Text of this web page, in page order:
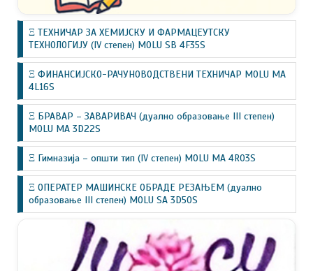
Ξ ТЕХНИЧАР ЗА ХЕМИЈСКУ И ФАРМАЦЕУТСКУ
ТЕХНОЛОГИЈУ (IV степен) MOLU SB 4F35S
Ξ ФИНАНСИЈСКО-РАЧУНОВОДСТВЕНИ ТЕХНИЧАР MOLU MA
4L16S
Ξ БРАВАР – ЗАВАРИВАЧ (дуално образовање III степен)
MOLU MA 3D22S
Ξ Гимназија – општи тип (IV степен) MOLU MA 4R03S
Ξ ОПЕРАТЕР МАШИНСКЕ ОБРАДЕ РЕЗАЊЕМ (дуално
образовање III степен) MOLU SA 3D50S